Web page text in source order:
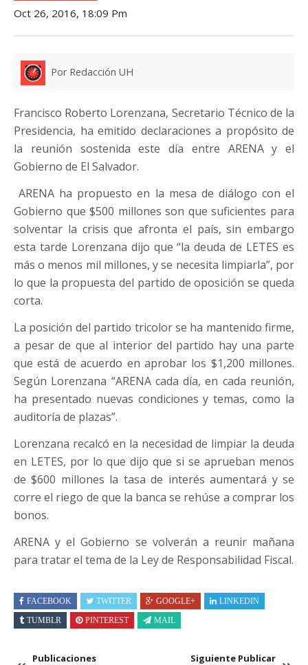
Oct 26, 2016, 18:09 Pm
Por Redacción UH
Francisco Roberto Lorenzana, Secretario Técnico de la
Presidencia, ha emitido declaraciones a propósito de
la reunión sostenida este día entre ARENA y el
Gobierno de El Salvador.
ARENA ha propuesto en la mesa de diálogo con el
Gobierno que $500 millones son que suficientes para
solventar la crisis que afronta el país, sin embargo
esta tarde Lorenzana dijo que “la deuda de LETES es
más o menos mil millones, y se necesita limpiarla”, por
lo que la propuesta del partido de oposición se queda
corta.
La posición del partido tricolor se ha mantenido firme,
a pesar de que al interior del partido hay una parte
que está de acuerdo en aprobar los $1,200 millones.
Según Lorenzana “ARENA cada día, en cada reunión,
ha presentado nuevas condiciones y temas, como la
auditoría de plazas”.
Lorenzana recalcó en la necesidad de limpiar la deuda
en LETES, por lo que dijo que si se aprueban menos
de $600 millones la tasa de interés aumentará y se
corre el riego de que la banca se rehúse a comprar los
bonos.
ARENA y el Gobierno se volverán a reunir mañana
para tratar el tema de la Ley de Responsabilidad Fiscal.
FACEBOOK TWITTER GOOGLE+
LINKEDIN
TUMBLR
PINTEREST MAIL
Publicaciones
Siguiente Publicar